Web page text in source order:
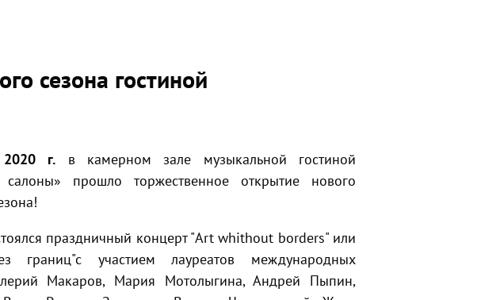
сезона гостиной
г. в камерном зале музыкальной гостиной
салоны» прошло торжественное открытие нового
праздничный концерт "Art whithout borders" или
границ"с участием лауреатов международных
Макаров, Мария Мотолыгина, Андрей Пыпин,